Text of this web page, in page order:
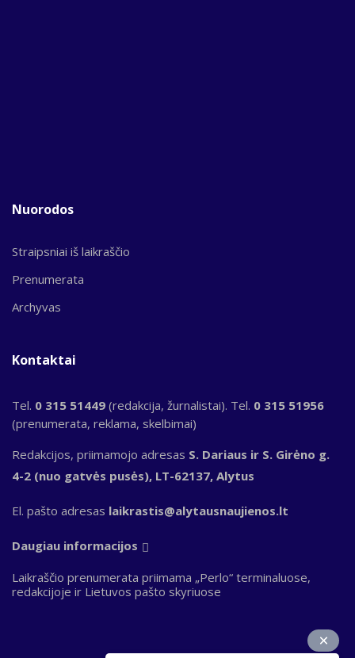
Nuorodos
Straipsniai iš laikraščio
Prenumerata
Archyvas
Kontaktai
Tel. 0 315 51449 (redakcija, žurnalistai). Tel. 0 315 51956
(prenumerata, reklama, skelbimai)
Redakcijos, priimamojo adresas S. Dariaus ir S. Girėno g.
4-2 (nuo gatvės pusės), LT-62137, Alytus
El. pašto adresas laikrastis@alytausnaujienos.lt
Daugiau informacijos
Laikraščio prenumerata priimama „Perlo“ terminaluose,
redakcijoje ir Lietuvos pašto skyriuose